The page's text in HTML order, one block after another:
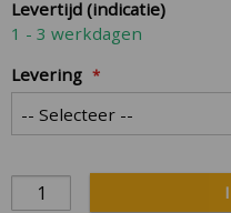
Levertijd (indicatie)
1 - 3 werkdagen
Levering
images
gallery